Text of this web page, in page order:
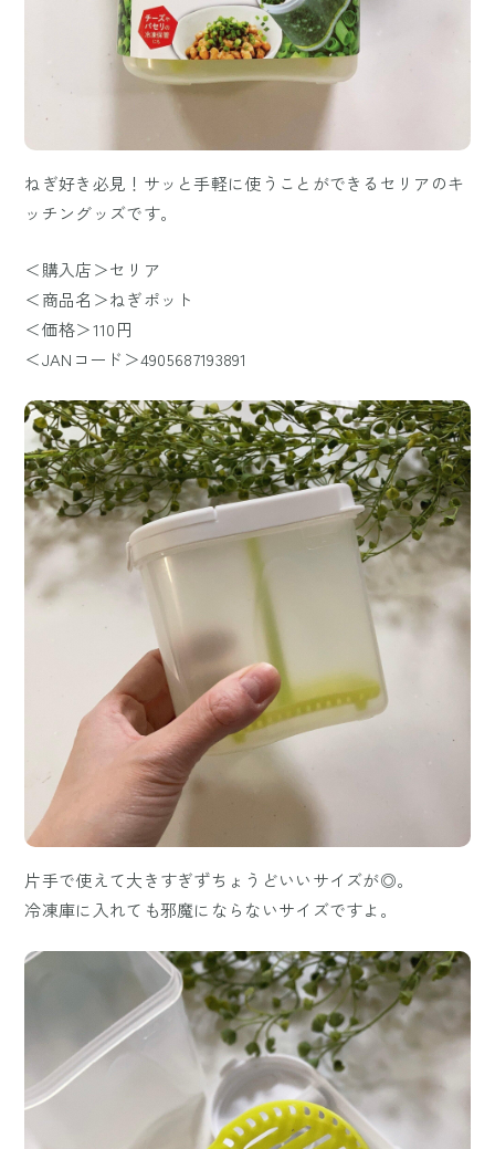
ねぎ好き必見！サッと手軽に使うことができるセリアのキ
ッチングッズです。
＜購入店＞セリア
＜商品名＞ねぎポット
＜価格＞110円
＜JANコード＞4905687193891
片手で使えて大きすぎずちょうどいいサイズが◎。
冷凍庫に入れても邪魔にならないサイズですよ。